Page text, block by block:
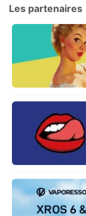
Les partenaires